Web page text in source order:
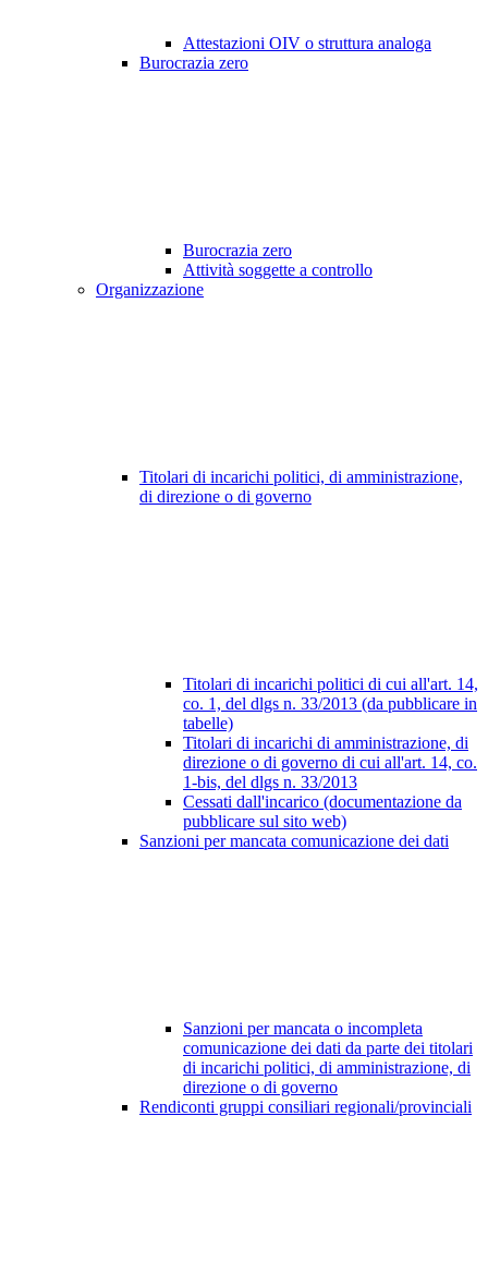
Attestazioni OIV o struttura analoga
Burocrazia zero
Burocrazia zero
Attività soggette a controllo
Organizzazione
Titolari di incarichi politici, di amministrazione,
di direzione o di governo
Titolari di incarichi politici di cui all'art. 14,
co. 1, del dlgs n. 33/2013 (da pubblicare in
tabelle)
Titolari di incarichi di amministrazione, di
direzione o di governo di cui all'art. 14, co.
1-bis, del dlgs n. 33/2013
Cessati dall'incarico (documentazione da
pubblicare sul sito web)
Sanzioni per mancata comunicazione dei dati
Sanzioni per mancata o incompleta
comunicazione dei dati da parte dei titolari
di incarichi politici, di amministrazione, di
direzione o di governo
Rendiconti gruppi consiliari regionali/provinciali